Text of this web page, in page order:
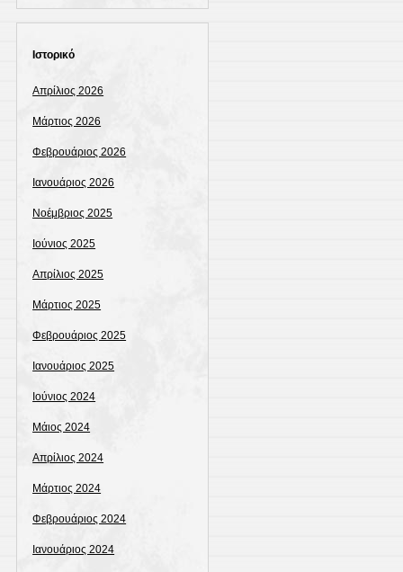
Ιστορικό
Απρίλιος 2026
Μάρτιος 2026
Φεβρουάριος 2026
Ιανουάριος 2026
Νοέμβριος 2025
Ιούνιος 2025
Απρίλιος 2025
Μάρτιος 2025
Φεβρουάριος 2025
Ιανουάριος 2025
Ιούνιος 2024
Μάιος 2024
Απρίλιος 2024
Μάρτιος 2024
Φεβρουάριος 2024
Ιανουάριος 2024